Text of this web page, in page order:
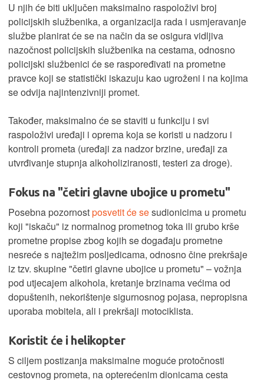
U njih će biti uključen maksimalno raspoloživi broj
policijskih službenika, a organizacija rada i usmjeravanje
službe planirat će se na način da se osigura vidljiva
nazočnost policijskih službenika na cestama, odnosno
policijski službenici će se raspoređivati na prometne
pravce koji se statistički iskazuju kao ugroženi i na kojima
se odvija najintenzivniji promet.
Također, maksimalno će se staviti u funkciju i svi
raspoloživi uređaji i oprema koja se koristi u nadzoru i
kontroli prometa (uređaji za nadzor brzine, uređaji za
utvrđivanje stupnja alkoholiziranosti, testeri za droge).
Fokus na "četiri glavne ubojice u prometu"
Posebna pozornostposvetit će sesudionicima u prometu
koji "iskaču" iz normalnog prometnog toka ili grubo krše
prometne propise zbog kojih se događaju prometne
nesreće s najtežim posljedicama, odnosno čine prekršaje
iz tzv. skupine "četiri glavne ubojice u prometu" – vožnja
pod utjecajem alkohola, kretanje brzinama većima od
dopuštenih, nekorištenje sigurnosnog pojasa, nepropisna
uporaba mobitela, ali i prekršaji motociklista.
Koristit će i helikopter
S ciljem postizanja maksimalne moguće protočnosti
cestovnog prometa, na opterećenim dionicama cesta